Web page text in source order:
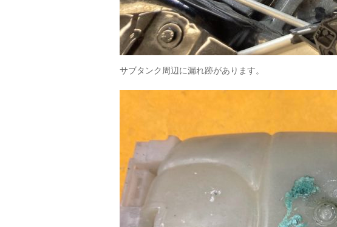
サブタンク周辺に漏れ跡があります。